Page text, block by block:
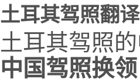
土耳其驾照翻
土耳其驾照
中国驾照换领